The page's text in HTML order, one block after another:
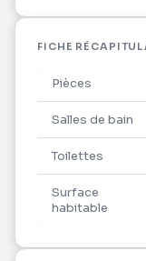
proximité du
Loyer mensuel
Provisions de
(soit 132€ HT/
Dépôt de
Honoraires
charge preneur
frais de bail
FICHE
Pièces
Salles de bain
Toilettes
Surface
habitable